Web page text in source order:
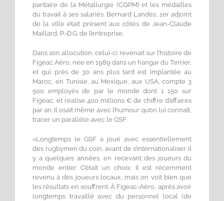
paritaire de la Métallurgie (CQPM) et les médailles
du travail à ses salariés. Bernard Landes, 1er adjoint
de la ville était présent aux côtés de Jean-Claude
Maillard, P.-D.G. de l’entreprise.
Dans son allocution, celui-ci revenait sur l’histoire de
Figeac Aéro, née en 1989 dans un hangar du Terrier,
et qui près de 30 ans plus tard est implantée au
Maroc, en Tunisie, au Mexique, aux USA, compte 3
500 employés de par le monde dont 1 150 sur
Figeac, et réalise 400 millions € de chiffre d’affaires
par an. Il osait même avec l’humour qu’on lui connaît,
tracer un parallèle avec le GSF.
«Longtemps le GSF a joué avec essentiellement
des rugbymen du coin, avant de s’internationaliser il
y a quelques années, en recevant des joueurs du
monde entier. C’était un choix. Il est récemment
revenu à des joueurs locaux, mais on voit bien que
les résultats en souffrent. À Figeac-Aéro, après avoir
longtemps travaillé avec du personnel local (de